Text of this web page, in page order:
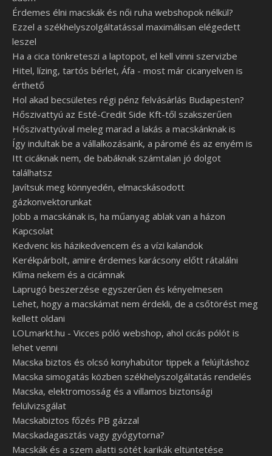
Érdemes élni macskák és női ruha webshopok nélkül?
Ezzel a székhelyszolgáltatással maximálisan elégedett
leszel
Ha a cica tönkreteszi a laptopot, el kell vinni szervizbe
Hitel, lízing, tartós bérlet, Áfa - most már cicanyelven is
érthető
Hol akad becsületes régi pénz felvásárlás Budapesten?
Hőszivattyú az Esté-Credit Side Kft-től szakszerűen
Hőszivattyúval meleg marad a lakás a macskánknak is
Így indultak be a vállalkozásaink, a páromé és az enyém is
Itt cicáknak nem, de babáknak számtalan jó dolgot
találhatsz
Javítsuk meg könnyedén, elmacskásodott
gázkonvektorunkat
Jobb a macskának is, ha műanyag ablak van a házon
Kapcsolat
Kedvenc kis házikedvencem és a vízi kalandok
Kerékpárbolt, amire érdemes karácsony előtt rátalálni
Klíma nekem és a cicámnak
Laprugó beszerzése egyszerűen és kényelmesen
Lehet, hogy a macskámat nem érdekli, de a csőtörést meg
kellett oldani
LOLmarkt.hu - Vicces póló webshop, ahol cicás pólót is
lehet venni
Macska biztos és olcsó konyhabútor tippek a felújításhoz
Macska simogatás közben székhelyszolgáltatás rendelés
Macska, elektromosság és a villamos biztonsági
felülvizsgálat
Macskabiztos főzés PB gázzal
Macskadagasztás vagy gyógytorna?
Macskák és a szem alatti sötét karikák eltüntetése